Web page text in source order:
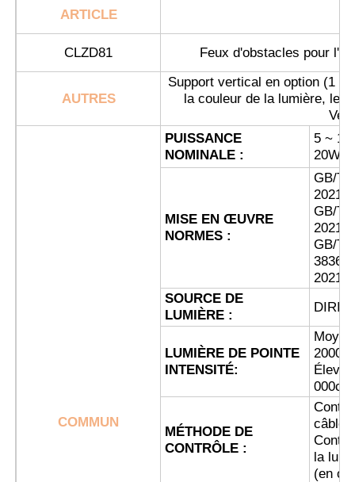
Aperçu
Éclairage anti-déflagrant
ARTICLE
CLZD81 Feux d'obstacles pour
AUTRES
Support vertical en option (1
la couleur de la lumière, le
COMMUN
PUISSANCE
NOMINALE :
5 ~ 10
20W ;
MISE EN ŒUVRE
NORMES :
GB/T
2021 ;
GB/T
2021 ;
GB/T
2021
SOURCE DE
LUMIÈRE :
LUMIÈRE DE POINTE
INTENSITÉ:
Élevé
MÉTHODE DE
CONTRÔLE :
la
(en